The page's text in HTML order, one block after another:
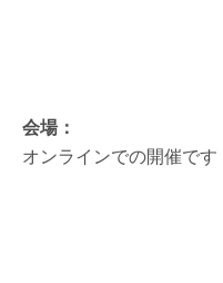
会場：
オンラインでの開催です